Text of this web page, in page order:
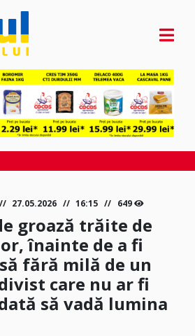
27.05.2026 16:15 649
groază trăite de
înainte de a fi
fără milă de un
care nu ar fi
să vadă lumina